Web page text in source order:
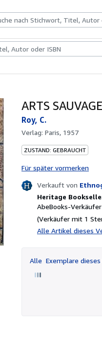
Kunst & Sammlerstücke
ARTS
Roy, C.
Verlag: Paris, 1957
ZUSTAND: GEBRAUCHT
Für später vormerken
Verkauft von
Heritage
AbeBooks-
(Verkäufer mit 1
Alle Artikel dieses
Alle Exemplare